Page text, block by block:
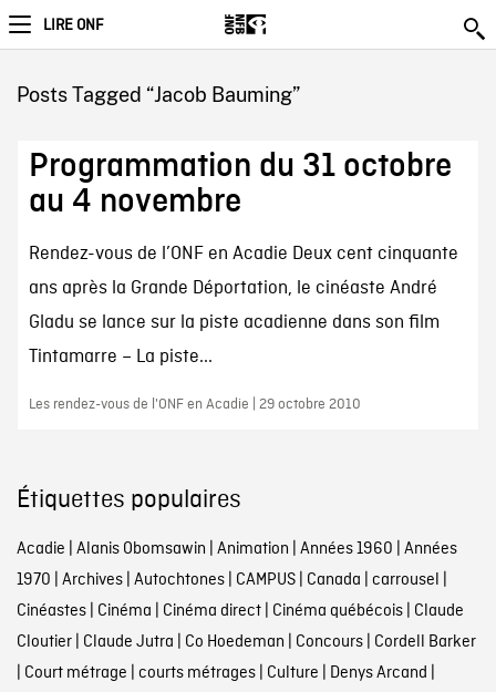
LIRE ONF
Posts Tagged “Jacob Bauming”
Programmation du 31 octobre
au 4 novembre
Rendez-vous de l’ONF en Acadie Deux cent cinquante
ans après la Grande Déportation, le cinéaste André
Gladu se lance sur la piste acadienne dans son film
Tintamarre – La piste...
Les rendez-vous de l'ONF en Acadie | 29 octobre 2010
Étiquettes populaires
Acadie | Alanis Obomsawin | Animation | Années 1960 | Années
1970 | Archives| Autochtones| CAMPUS| Canada | carrousel |
Cinéastes| Cinéma | Cinéma direct| Cinéma québécois| Claude
Cloutier| Claude Jutra | Co Hoedeman | Concours| Cordell Barker
| Court métrage | courts métrages| Culture | Denys Arcand |